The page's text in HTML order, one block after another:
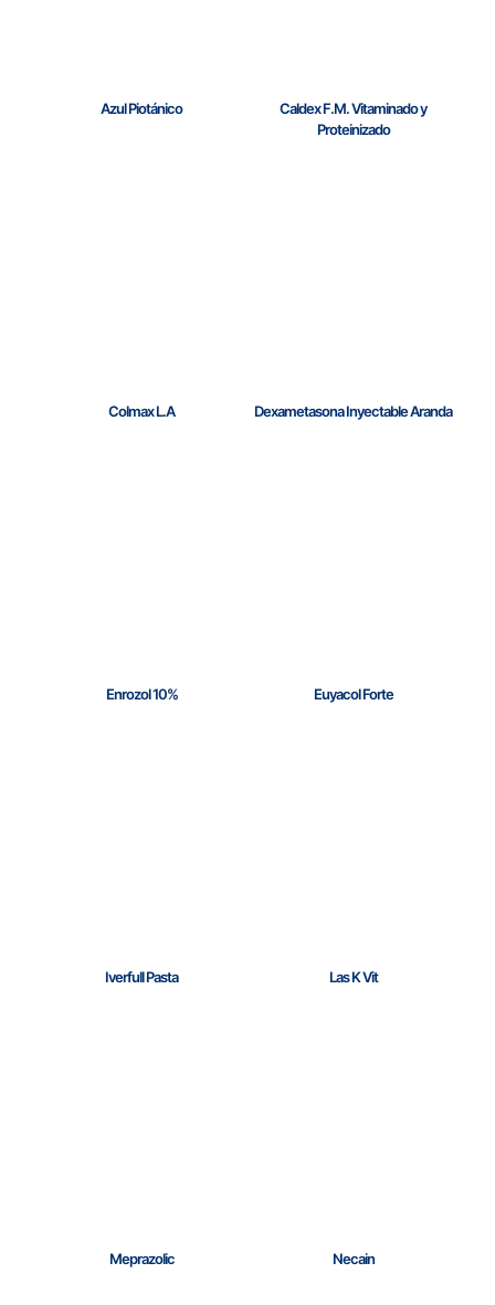
Azul Piotánico
Caldex F.M. Vitaminado y
Proteinizado
Colmax L.A Dexametasona Inyectable Aranda
Enrozol 10% Euyacol Forte
Iverfull Pasta Las K Vit
Meprazolic Necain